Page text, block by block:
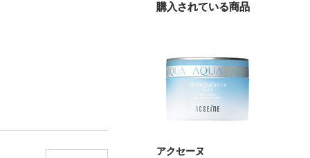
購入されている商品
アクセーヌ